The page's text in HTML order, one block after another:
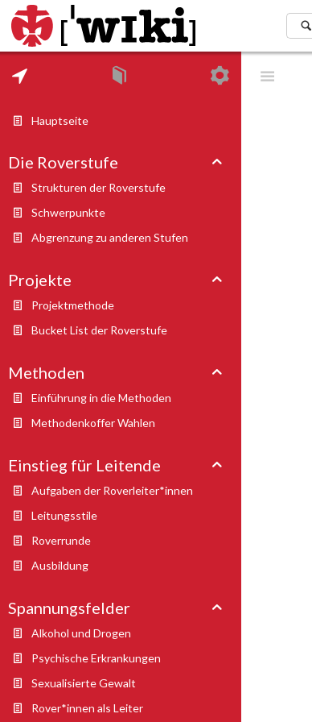
Hauptseite
Die Roverstufe
Strukturen der Roverstufe
Schwerpunkte
Abgrenzung zu anderen Stufen
Projekte
Projektmethode
Bucket List der Roverstufe
Methoden
Einführung in die Methoden
Methodenkoffer Wahlen
Einstieg für Leitende
Aufgaben der Roverleiter*innen
Leitungsstile
Roverrunde
Ausbildung
Spannungsfelder
Alkohol und Drogen
Psychische Erkrankungen
Sexualisierte Gewalt
Rover*innen als Leiter